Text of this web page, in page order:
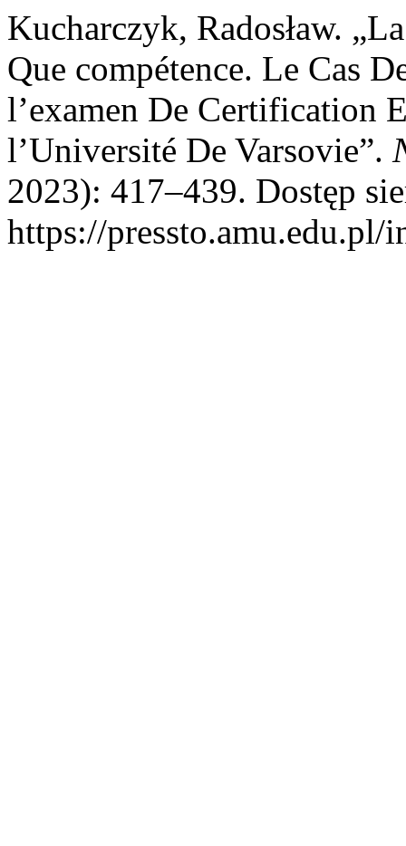
Kucharczyk, Radosław.
Que compétence. Le Cas
l’examen De Certification
l’Université De Varsovie”.
2023): 417–439. Dostęp
https://